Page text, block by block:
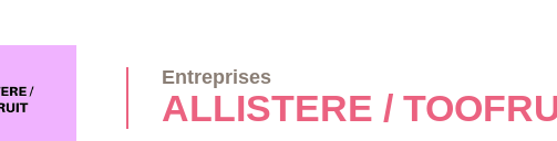
Entreprises
ALLISTERE /